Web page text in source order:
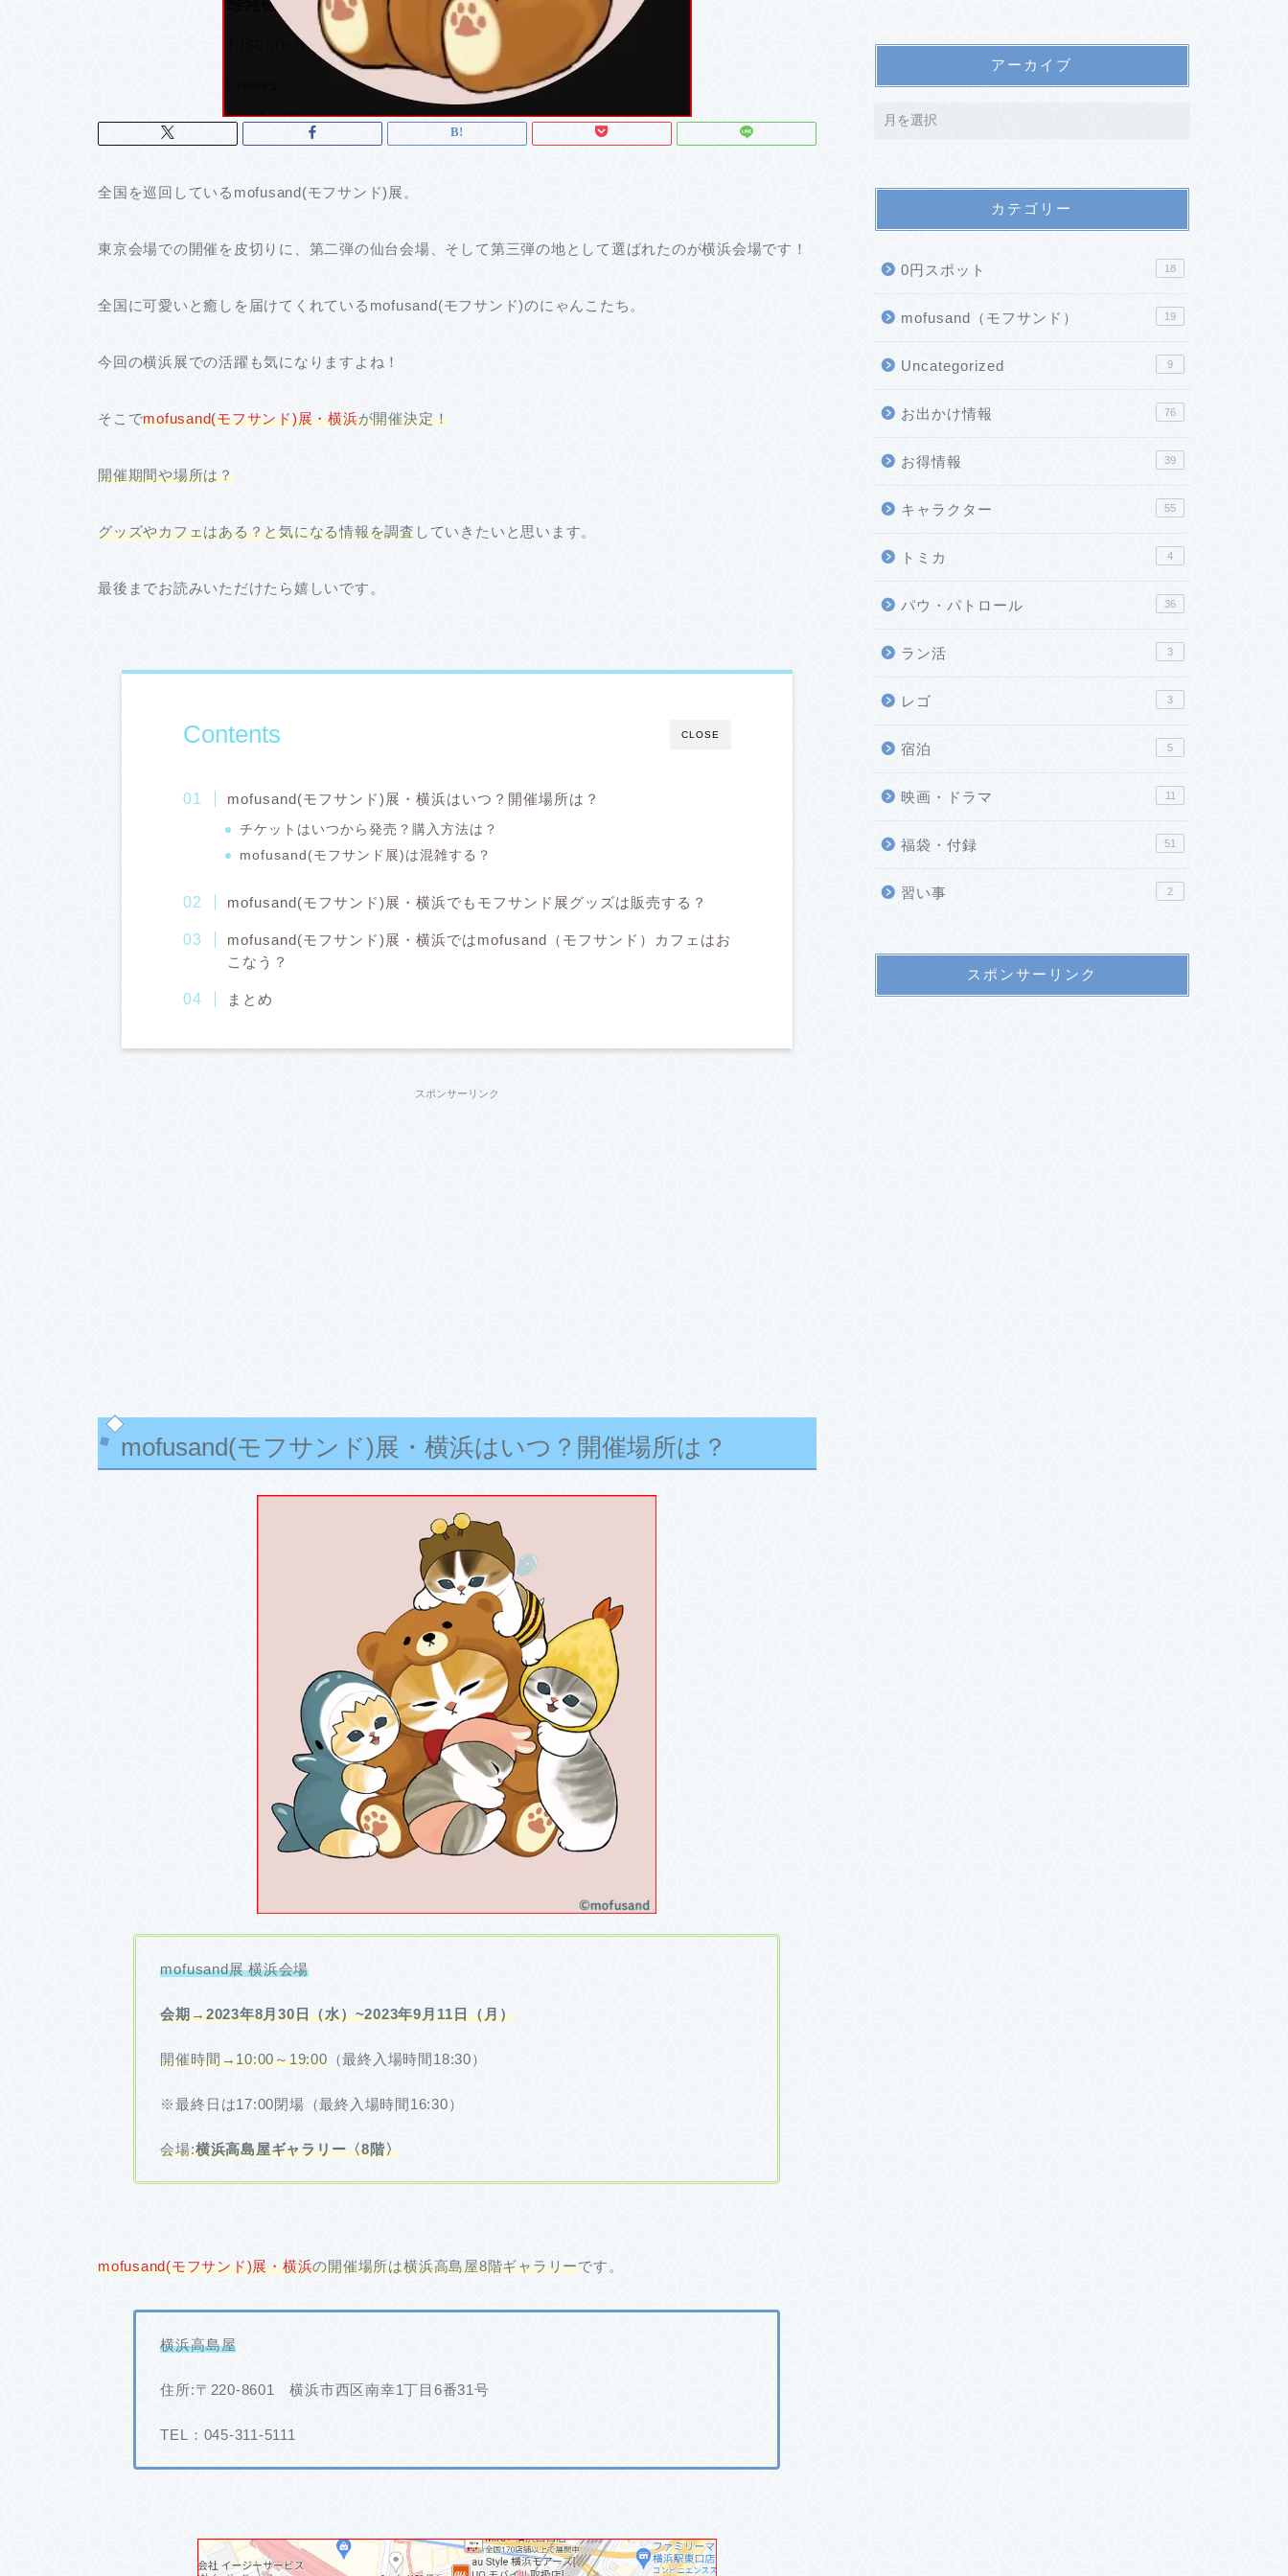
全国を巡回しているmofusand(モフサンド)展。
東京会場での開催を皮切りに、第二弾の仙台会場、そして第三弾の地として選ばれたのが横浜会場です！
全国に可愛いと癒しを届けてくれているmofusand(モフサンド)のにゃんこたち。
今回の横浜展での活躍も気になりますよね！
そこでmofusand(モフサンド)展・横浜が開催決定！
開催期間や場所は？
グッズやカフェはある？と気になる情報を調査していきたいと思います。
最後までお読みいただけたら嬉しいです。
CLOSE
Contents
mofusand(モフサンド)展・横浜はいつ？開催場所は？
チケットはいつから発売？購入方法は？
mofusand(モフサンド展)は混雑する？
mofusand(モフサンド)展・横浜でもモフサンド展グッズは販売する？
mofusand(モフサンド)展・横浜ではmofusand（モフサンド）カフェはお
こなう？
まとめ
スポンサーリンク
mofusand(モフサンド)展・横浜はいつ？開催場所は？
mofusand展 横浜会場
会期→2023年8月30日（水）~2023年9月11日（月）
開催時間→10:00～19:00（最終入場時間18:30）
※最終日は17:00閉場（最終入場時間16:30）
会場:横浜高島屋ギャラリー〈8階〉
mofusand(モフサンド)展・横浜の開催場所は横浜高島屋8階ギャラリーです。
横浜高島屋
住所:〒220-8601 横浜市西区南幸1丁目6番31号
TEL：045-311-5111
アーカイブ
カテゴリー
0円スポット 18
mofusand（モフサンド） 19
Uncategorized 9
お出かけ情報 76
お得情報 39
キャラクター 55
トミカ 4
パウ・パトロール 36
ラン活 3
レゴ 3
宿泊 5
映画・ドラマ 11
福袋・付録 51
習い事 2
スポンサーリンク